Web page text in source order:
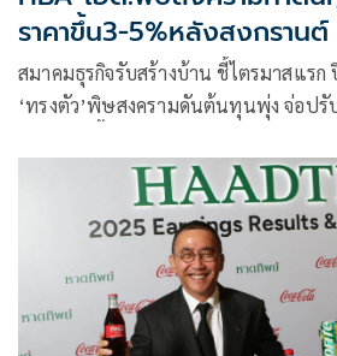
ราคาขึ้น3-5%หลังสงกรานต์
สมาคมธุรกิจรับสร้างบ้าน ชี้ไตรมาสแรก
‘ทรงตัว’พิษสงครามดันต้นทุนพุ่ง จ่อปรั